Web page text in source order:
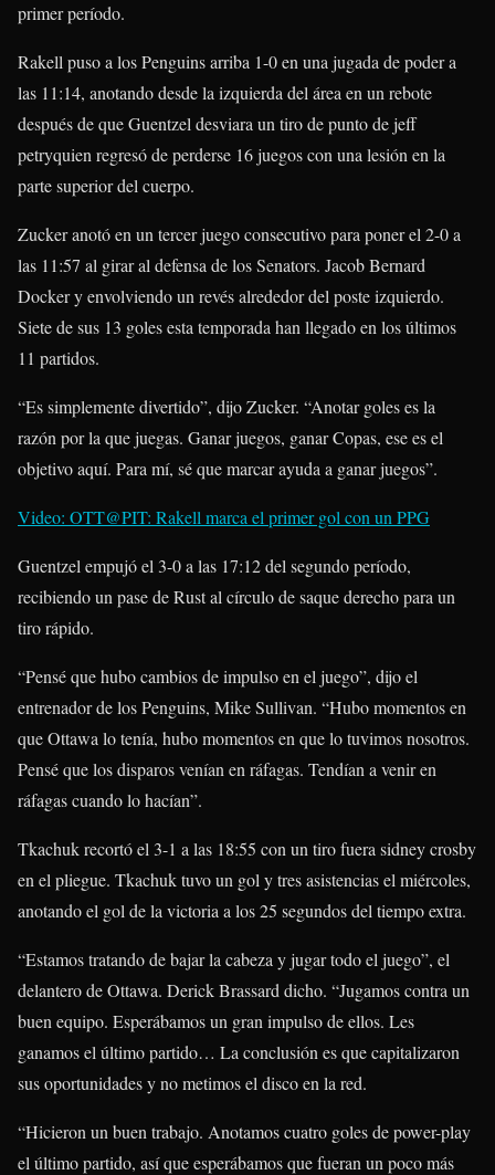
primer período.
Rakell puso a los Penguins arriba 1-0 en una jugada de poder a
las 11:14, anotando desde la izquierda del área en un rebote
después de que Guentzel desviara un tiro de punto dejeff
petryquien regresó de perderse 16 juegos con una lesión en la
parte superior del cuerpo.
Zucker anotó en un tercer juego consecutivo para poner el 2-0 a
las 11:57 al girar al defensa de los Senators. Jacob Bernard
Dockery envolviendo un revés alrededor del poste izquierdo.
Siete de sus 13 goles esta temporada han llegado en los últimos
11 partidos.
“Es simplemente divertido”, dijo Zucker. “Anotar goles es la
razón por la que juegas. Ganar juegos, ganar Copas, ese es el
objetivo aquí. Para mí, sé que marcar ayuda a ganar juegos”.
Video: OTT@PIT: Rakell marca el primer gol con un PPG
Guentzel empujó el 3-0 a las 17:12 del segundo período,
recibiendo un pase de Rust al círculo de saque derecho para un
tiro rápido.
“Pensé que hubo cambios de impulso en el juego”, dijo el
entrenador de los Penguins, Mike Sullivan. “Hubo momentos en
que Ottawa lo tenía, hubo momentos en que lo tuvimos nosotros.
Pensé que los disparos venían en ráfagas. Tendían a venir en
ráfagas cuando lo hacían”.
Tkachuk recortó el 3-1 a las 18:55 con un tiro fuera sidney crosby
en el pliegue. Tkachuk tuvo un gol y tres asistencias el miércoles,
anotando el gol de la victoria a los 25 segundos del tiempo extra.
“Estamos tratando de bajar la cabeza y jugar todo el juego”, el
delantero de Ottawa. Derick Brassard dicho. “Jugamos contra un
buen equipo. Esperábamos un gran impulso de ellos. Les
ganamos el último partido… La conclusión es que capitalizaron
sus oportunidades y no metimos el disco en la red.
“Hicieron un buen trabajo. Anotamos cuatro goles de power-play
el último partido, así que esperábamos que fueran un poco más